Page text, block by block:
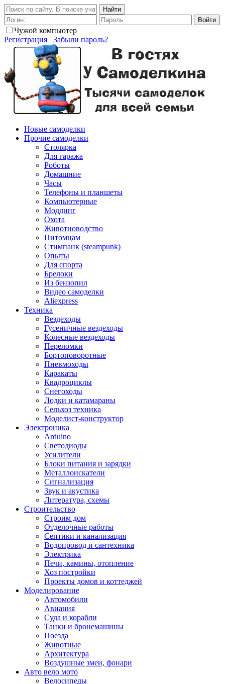
Найти
Войти
Чужой компьютер
Регистрация
Забыли пароль?
Новые самоделки
Прочие самоделки
Столярка
Для гаража
Роботы
Домашние
Часы
Телефоны и планшеты
Компьютерные
Моддинг
Охота
Животноводство
Питомцам
Стимпанк (steampunk)
Опыты
Для спорта
Брелоки
Из бензопил
Видео самоделки
Aliexpress
Техника
Вездеходы
Гусеничные вездеходы
Колесные вездеходы
Переломки
Бортоповоротные
Пневмоходы
Каракаты
Квадроциклы
Снегоходы
Лодки и катамараны
Сельхоз техника
Моделист-конструктор
Электроника
Arduino
Светодиоды
Усилители
Блоки питания и зарядки
Металлоискатели
Сигнализация
Звук и акустика
Литература, схемы
Строительство
Строим дом
Отделочные работы
Септики и канализация
Водопровод и сантехника
Электрика
Печи, камины, отопление
Хоз постройки
Проекты домов и коттеджей
Моделирование
Автомобили
Авиация
Суда и корабли
Танки и бронемашины
Поезда
Животные
Архитектура
Воздушные змеи, фонари
Авто вело мото
Велосипеды